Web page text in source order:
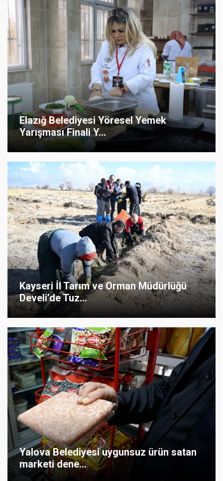
Elazığ Belediyesi Yöresel Yemek
Yarışması Finali Y...
Kayseri İl Tarım ve Orman Müdürlüğü
Develi’de Tuz...
Yalova Belediyesi uygunsuz ürün satan
marketi dene...